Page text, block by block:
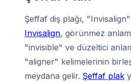
Şeffaf diş plağı,
Invisalign, görünmez
"invisible" ve düzeltici
"aligner" kelimelerinin
meydana gelir. Şeffaf plak